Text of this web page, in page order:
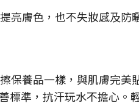
亮膚色，也不失妝感及防
養品一樣，與肌膚完美
準，抗汗玩水不擔心。